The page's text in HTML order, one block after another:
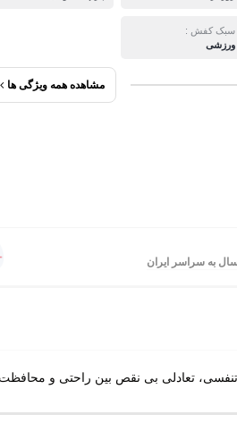
سبک کفش :
ورزشی
مشاهده همه ویژگی ها
به سراسر ایران